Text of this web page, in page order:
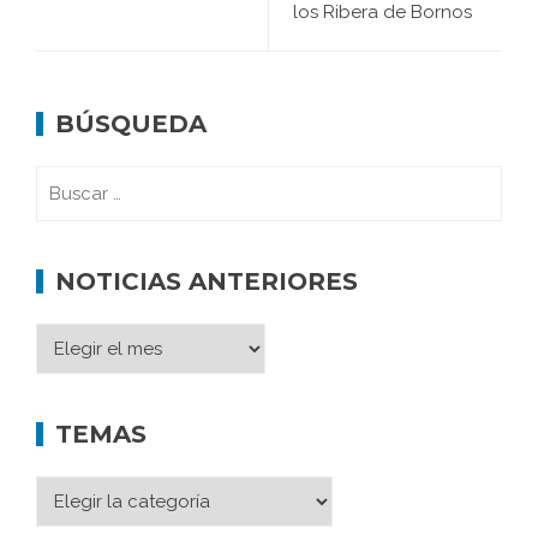
los Ribera de Bornos
BÚSQUEDA
NOTICIAS ANTERIORES
TEMAS